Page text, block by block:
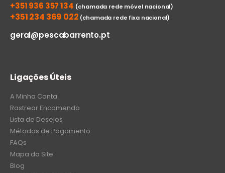
+351 936 357 134 (chamada rede móvel nacional)
+351 234 369 022 (chamada rede fixa nacional)
geral@pescabarrento.pt
Ligações Úteis
A Minha Conta
Rastrear Encomenda
Lista de Desejos
Métodos de Pagamento
FAQs
Mapa do Site
Blog